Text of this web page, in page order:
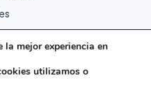
Todos los derechos
mejor experiencia en
utilizamos o